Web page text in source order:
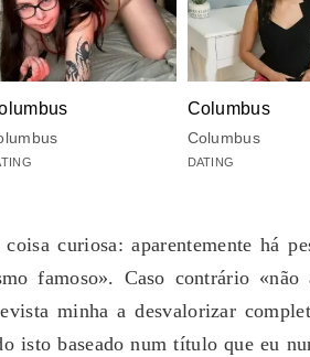
Columbus
Columbus
DATING
curiosa: aparentemente há
famoso». Caso contrário «não
minha a desvalorizar
isto baseado num título que eu